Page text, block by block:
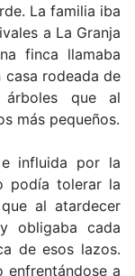
La familia iba
a La Granja
finca llamaba
casa rodeada de
que al
más pequeños.
influida por la
podía tolerar la
al atardecer
obligaba cada
de esos lazos.
enfrentándose a